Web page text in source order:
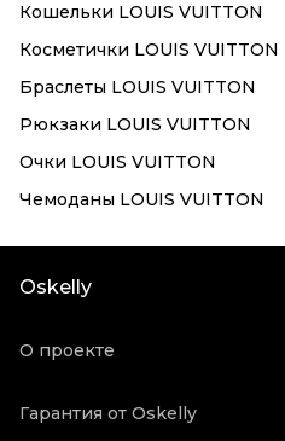
Кошельки LOUIS VUITTON
Косметички LOUIS VUITTON
Браслеты LOUIS VUITTON
Рюкзаки LOUIS VUITTON
Очки LOUIS VUITTON
Чемоданы LOUIS VUITTON
Oskelly
О проекте
Гарантия от Oskelly